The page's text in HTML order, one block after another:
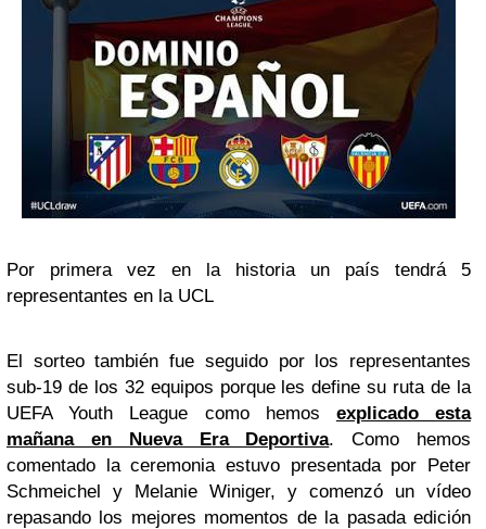
Por primera vez en la historia un país tendrá 5
representantes en la UCL
El sorteo también fue seguido por los representantes
sub-19 de los 32 equipos porque les define su ruta de la
UEFA Youth League como hemos explicado esta
mañana en Nueva Era Deportiva. Como hemos
comentado la ceremonia estuvo presentada por Peter
Schmeichel y Melanie Winiger, y comenzó un vídeo
repasando los mejores momentos de la pasada edición